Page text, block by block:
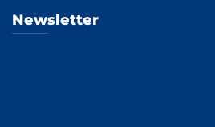
Newsletter